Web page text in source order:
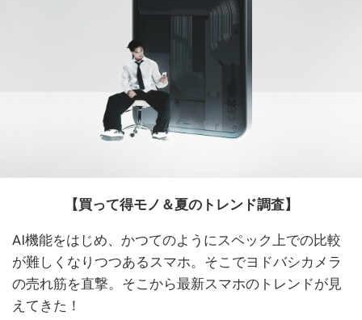
【買って得モノ＆夏のトレンド調査】
AI機能をはじめ、かつてのようにスペック上での比較
が難しくなりつつあるスマホ。そこでヨドバシカメラ
の売れ筋を直撃。そこから最新スマホのトレンドが見
えてきた！